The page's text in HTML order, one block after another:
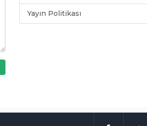
Yayın Politikası